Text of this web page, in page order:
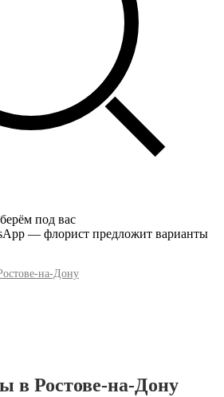
под вас
— флорист предложит варианты
на-Дону
в Ростове-на-Дону